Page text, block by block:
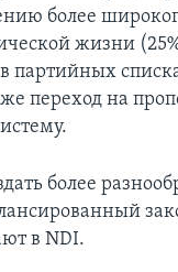
более
жизни
партийных
переход на
более
в NDI.